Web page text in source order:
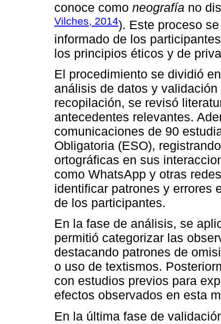
conoce como neografía no
Vilches, 2014). Este proceso
informado de los
los principios éticos y de
El procedimiento se dividió
análisis de datos y
recopilación, se revisó
antecedentes relevantes.
comunicaciones de 90
Obligatoria (ESO),
ortográficas en sus
como WhatsApp y otras
identificar patrones y errores
de los participantes.
En la fase de análisis, se
permitió categorizar las
destacando patrones de
o uso de textismos.
con estudios previos para
efectos observados en esta
En la última fase de